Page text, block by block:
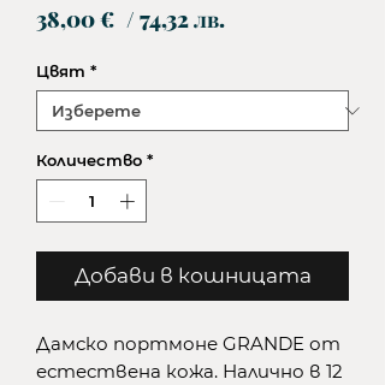
38,00 € / 74,32 лв.Цена
Цвят *
Количество *
Добави в кошницата
Дамско портмоне GRANDE от
естествена кожа. Налично в 12